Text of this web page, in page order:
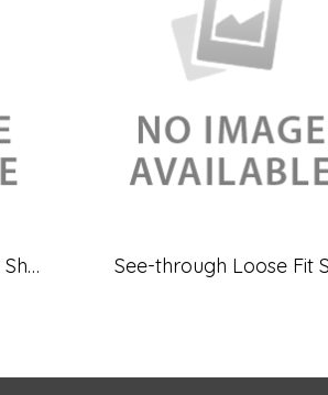
See-through Loose Fit Sheer Blouse